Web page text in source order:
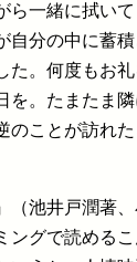
ら一緒に拭い
自分の中に蓄
。何度もお
を。たまたま
のことが訪れ
池井戸潤著
ングで読める